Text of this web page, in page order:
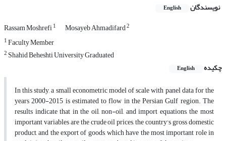
نویسندگان English
Rassam Moshrefi1 Mosayeb Ahmadifard2
1Faculty Member
2 Shahid Beheshti University Graduated
چکیده
English
In this study, a small econometric model of scale with panel data for the
years 2000-2015 is estimated to flow in the Persian Gulf region. The
results indicate that in the oil, non-oil, and import equations, the most
important variables are the crude oil prices, the country's gross domestic
product, and the export of goods, which have the most important role in